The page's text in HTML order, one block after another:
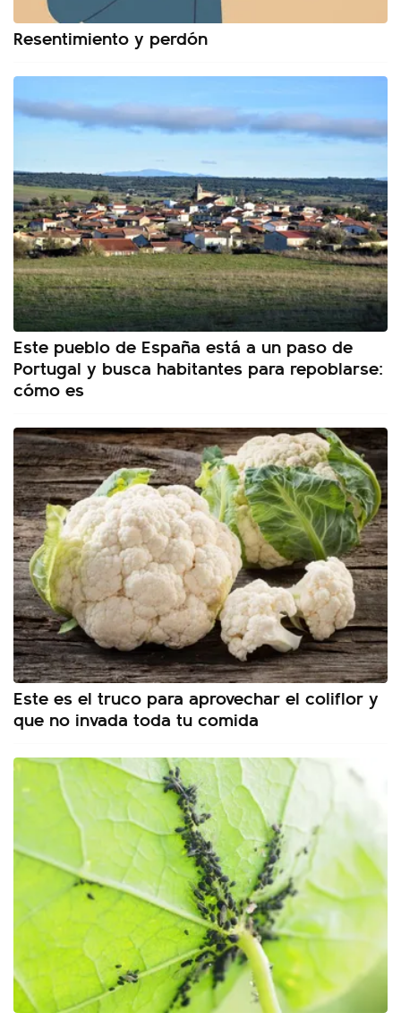
Resentimiento y perdón
Este pueblo de España está a un paso de
Portugal y busca habitantes para repoblarse:
cómo es
Este es el truco para aprovechar el coliflor y
que no invada toda tu comida